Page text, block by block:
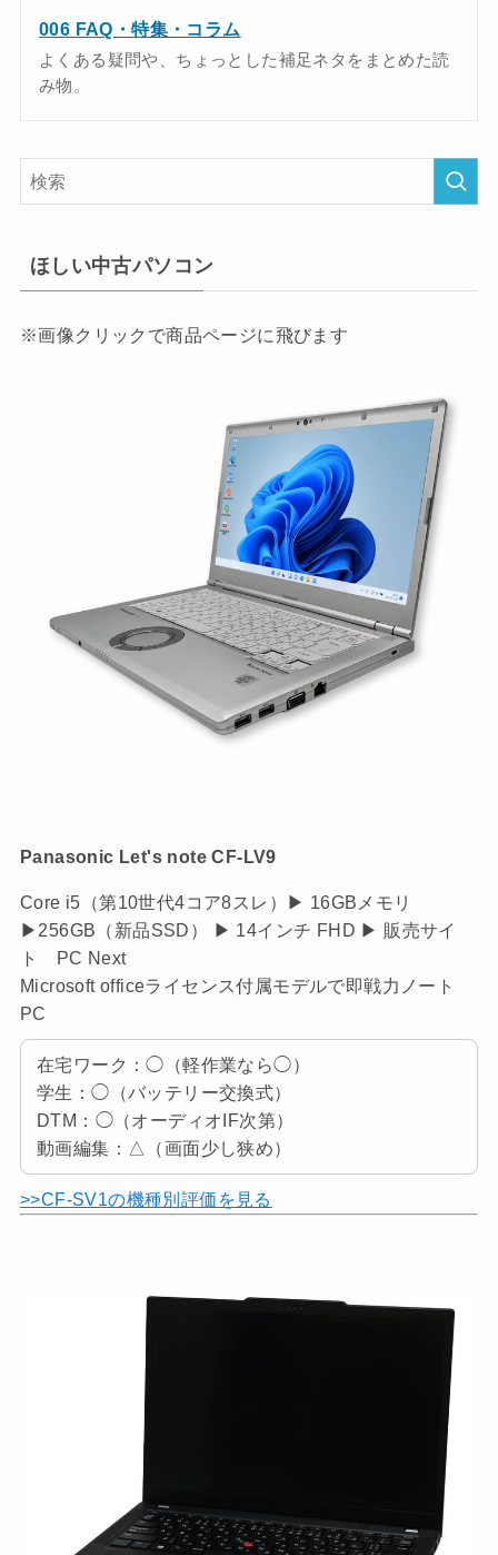
006 FAQ・特集・コラム
よくある疑問や、ちょっとした補足ネタをまとめた読
み物。
ほしい中古パソコン
※画像クリックで商品ページに飛びます
Panasonic Let's note CF-LV9
Core i5（第10世代4コア8スレ）▶ 16GBメモリ
▶256GB（新品SSD） ▶ 14インチ FHD ▶ 販売サイ
ト PC Next
Microsoft officeライセンス付属モデルで即戦力ノート
PC
在宅ワーク：◯（軽作業なら◯）
学生：◯（バッテリー交換式）
DTM：◯（オーディオIF次第）
動画編集：△（画面少し狭め）
>>CF-SV1の機種別評価を見る